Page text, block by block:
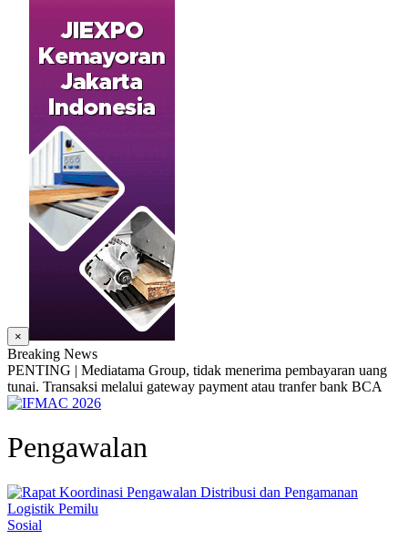
×
Breaking News
PENTING | Mediatama Group, tidak menerima pembayaran uang
tunai. Transaksi melalui gateway payment atau tranfer bank BCA
Pengawalan
Sosial